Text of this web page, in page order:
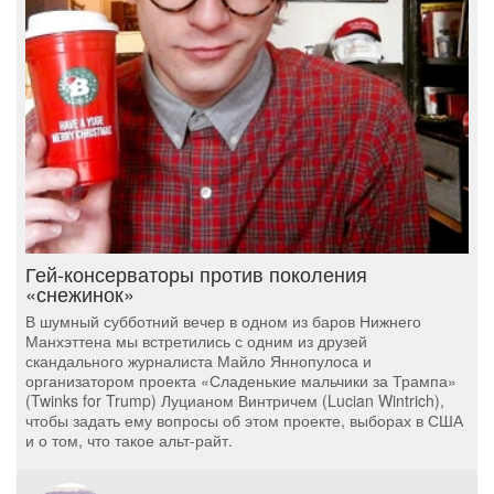
Гей-консерваторы против поколения
«снежинок»
В шумный субботний вечер в одном из баров Нижнего
Манхэттена мы встретились с одним из друзей
скандального журналиста Майло Яннопулоса и
организатором проекта «Сладенькие мальчики за Трампа»
(Twinks for Trump) Луцианом Винтричем (Lucian Wintrich),
чтобы задать ему вопросы об этом проекте, выборах в США
и о том, что такое альт-райт.